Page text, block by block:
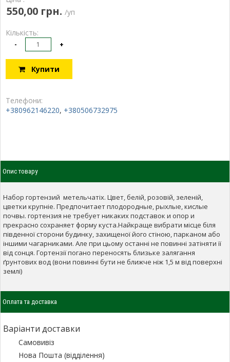
550,00 грн. /уп
Кількість:
- +
Купити
Телефони:
+380962146220, +380506732975
Опис товару
Набор гортензий метельчатіх. Цвет, белій, розовій, зеленій,
цветки крупніе. Предпочитает плодородные, рыхлые, кислые
почвы. гортензия не требует никаких подставок и опор и
прекрасно сохраняет форму куста.Найкраще вибрати місце біля
південної сторони будинку, захищеної його стіною, парканом або
іншими чагарниками. Але при цьому останні не повинні затіняти її
від сонця. Гортензії погано переносять близьке залягання
ґрунтових вод (вони повинні бути не ближче ніж 1,5 м від поверхні
землі)
Оплата та доставка
Варіанти доставки
Самовивіз
Нова Пошта (відділення)